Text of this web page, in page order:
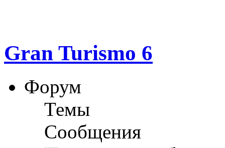
Gran Turismo 6
Форум
Темы
Сообщения